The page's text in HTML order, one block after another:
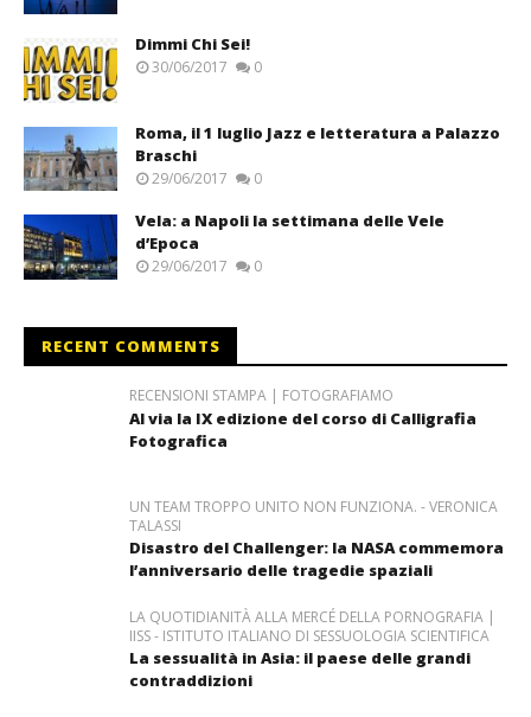
Dimmi Chi Sei!
30/06/2017 0
Roma, il 1 luglio Jazz e letteratura a Palazzo
Braschi
29/06/2017 0
Vela: a Napoli la settimana delle Vele
d’Epoca
29/06/2017 0
RECENT COMMENTS
RECENSIONI STAMPA | FOTOGRAFIAMO
Al via la IX edizione del corso di Calligrafia
Fotografica
UN TEAM TROPPO UNITO NON FUNZIONA. - VERONICA
TALASSI
Disastro del Challenger: la NASA commemora
l’anniversario delle tragedie spaziali
LA QUOTIDIANITÀ ALLA MERCÉ DELLA PORNOGRAFIA |
IISS - ISTITUTO ITALIANO DI SESSUOLOGIA SCIENTIFICA
La sessualità in Asia: il paese delle grandi
contraddizioni